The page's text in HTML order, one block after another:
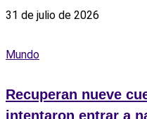
31 de julio de 2026
Mundo
Recuperan nueve
intentaron entrar a